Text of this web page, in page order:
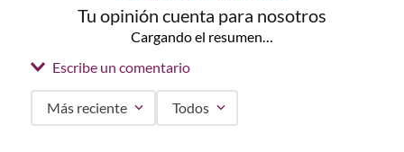
Tu opinión cuenta para nosotros
Cargando el resumen…
Escribe un comentario
Más reciente Todos